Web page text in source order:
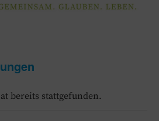
bereits stattgefunden.